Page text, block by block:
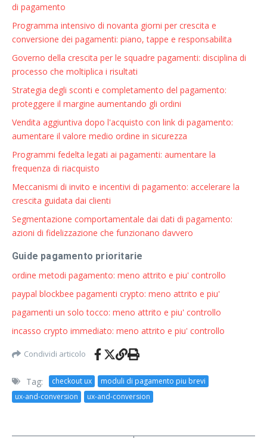
di pagamento
Programma intensivo di novanta giorni per crescita e
conversione dei pagamenti: piano, tappe e responsabilita
Governo della crescita per le squadre pagamenti: disciplina di
processo che moltiplica i risultati
Strategia degli sconti e completamento del pagamento:
proteggere il margine aumentando gli ordini
Vendita aggiuntiva dopo l'acquisto con link di pagamento:
aumentare il valore medio ordine in sicurezza
Programmi fedelta legati ai pagamenti: aumentare la
frequenza di riacquisto
Meccanismi di invito e incentivi di pagamento: accelerare la
crescita guidata dai clienti
Segmentazione comportamentale dai dati di pagamento:
azioni di fidelizzazione che funzionano davvero
Guide pagamento prioritarie
ordine metodi pagamento: meno attrito e piu' controllo
paypal blockbee pagamenti crypto: meno attrito e piu'
pagamenti un solo tocco: meno attrito e piu' controllo
incasso crypto immediato: meno attrito e piu' controllo
Condividi articolo
Tag: checkout ux
moduli di pagamento piu brevi
ux-and-conversion
ux-and-conversion